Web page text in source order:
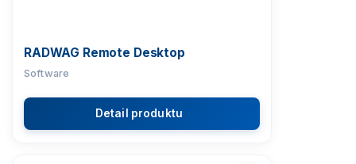
RADWAG Remote Desktop
Software
Detail produktu